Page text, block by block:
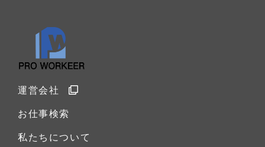
運営会社
お仕事検索
私たちについて